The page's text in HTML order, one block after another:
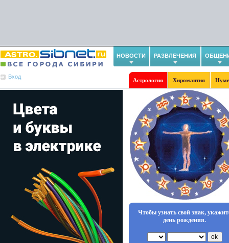
НОВОСТИ РАЗВЛЕЧЕНИЯ
Вход
Астрология Хиромантия
Чтобы узнать свой знак,
день рождения.